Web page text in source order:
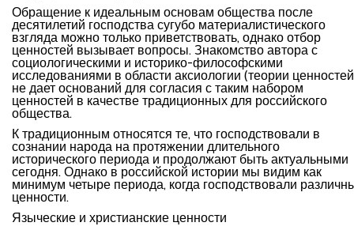
Обращение к идеальным основам общества после
десятилетий господства сугубо материалистического
взгляда можно только приветствовать, однако отбор
ценностей вызывает вопросы. Знакомство автора с
социологическими и историко-философскими
исследованиями в области аксиологии (теории
не дает оснований для согласия с таким набором
ценностей в качестве традиционных для российского
общества.
К традиционным относятся те, что господствовали в
сознании народа на протяжении длительного
исторического периода и продолжают быть актуальными
сегодня. Однако в российской истории мы видим как
минимум четыре периода, когда господствовали
ценности.
Языческие и христианские ценности